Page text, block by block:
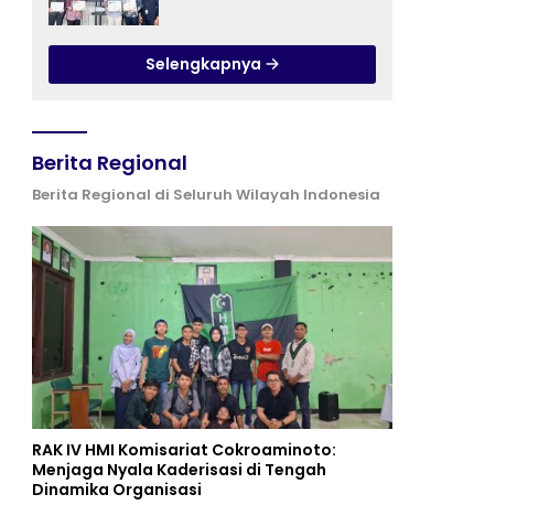
Kurikulum SMK
Pariwisata, Perhotelan,
dan UPW
Selengkapnya
Berita Regional
Berita Regional di Seluruh Wilayah Indonesia
RAK IV HMI Komisariat Cokroaminoto:
Menjaga Nyala Kaderisasi di Tengah
Dinamika Organisasi